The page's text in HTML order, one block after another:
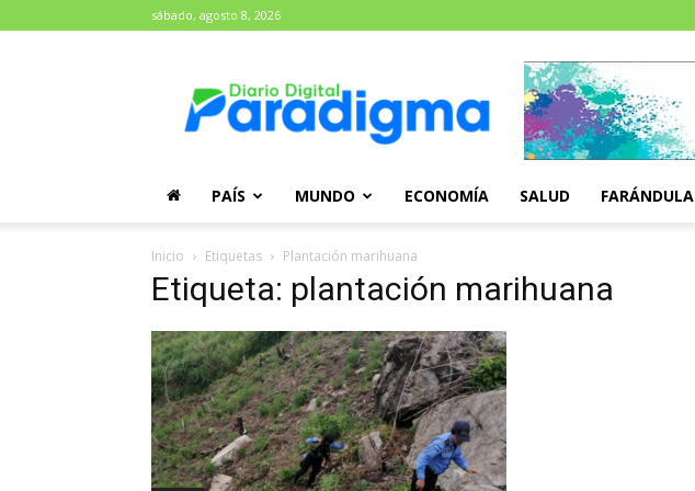
sábado, agosto 8, 2026
Paradigma
PAÍS MUNDO ECONOMÍA SALUD FARÁNDULA
Inicio Etiquetas Plantación marihuana
Etiqueta: plantación marihuana